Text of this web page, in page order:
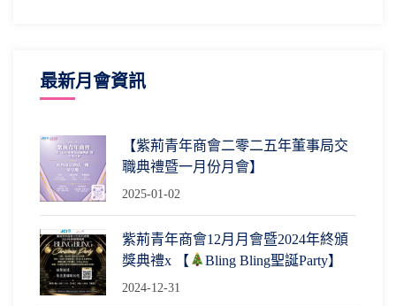
最新月會資訊
【紫荊青年商會二零二五年董事局交
職典禮暨一月份月會】
2025-01-02
紫荊青年商會12月月會暨2024年終頒
獎典禮x 【
Bling Bling聖誕Party】
2024-12-31